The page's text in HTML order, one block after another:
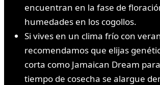
encuentran en la fase de
humedades en los cogollos.
Si vives en un clima frío con
recomendamos que elijas
corta como Jamaican Dream
tiempo de cosecha se alargue